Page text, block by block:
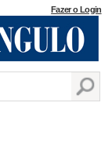
Fazer o Login